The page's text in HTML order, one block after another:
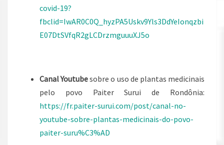
covid-19?
fbclid=IwAR0C0Q_hyzPA5Uskv9Yls3DdYeIonqzbi
E07DtSVfqR2gLCDrzmguuuXJ5o
Canal Youtubesobre o uso de plantas medicinais
pelo povo Paiter Surui de Rondônia:
https://fr.paiter-surui.com/post/canal-no-
youtube-sobre-plantas-medicinais-do-povo-
paiter-suru%C3%AD